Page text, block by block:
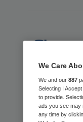
bij
We Care
We and our 887
Selecting I
to provide.
ads you see may
any time by